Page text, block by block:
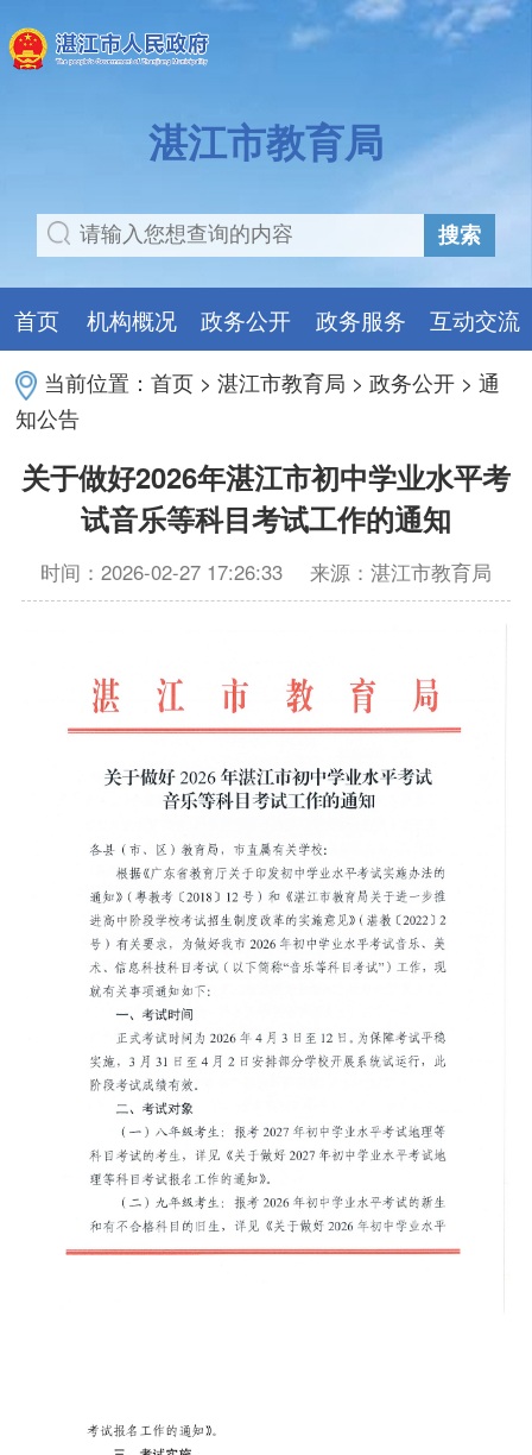
湛江市教育局
搜索
首页 机构概况 政务公开 政务服务 互动交流
当前位置：首页 >湛江市教育局 >政务公开 >通
知公告
关于做好2026年湛江市初中学业水平考
试音乐等科目考试工作的通知
时间：2026-02-27 17:26:33 来源：湛江市教育局